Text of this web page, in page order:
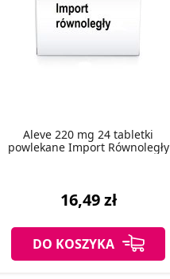
Aleve 220 mg 24 tabletki
powlekane Import Równoległy
16,49 zł
DO KOSZYKA